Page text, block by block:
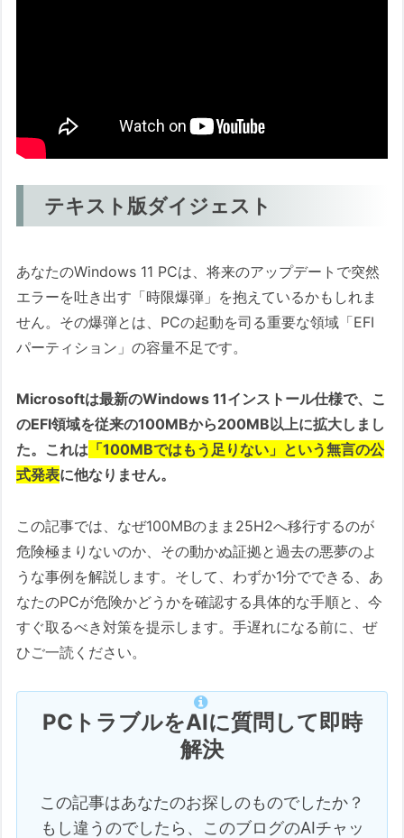
テキスト版ダイジェスト
あなたのWindows 11 PCは、将来のアップデートで突然
エラーを吐き出す「時限爆弾」を抱えているかもしれま
せん。その爆弾とは、PCの起動を司る重要な領域「EFI
パーティション」の容量不足です。
Microsoftは最新のWindows 11インストール仕様で、こ
のEFI領域を従来の100MBから200MB以上に拡大しまし
た。これは 「100MBではもう足りない」という無言の公
式発表に他なりません。
この記事では、なぜ100MBのまま25H2へ移行するのが
危険極まりないのか、その動かぬ証拠と過去の悪夢のよ
うな事例を解説します。そして、わずか1分でできる、あ
なたのPCが危険かどうかを確認する具体的な手順と、今
すぐ取るべき対策を提示します。手遅れになる前に、ぜ
ひご一読ください。
PCトラブルをAIに質問して即時
解決
この記事はあなたのお探しのものでしたか？
もし違うのでしたら、このブログのAIチャッ